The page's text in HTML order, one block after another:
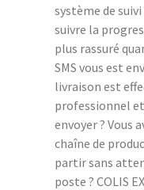
système de
suivre la
plus rassuré
SMS vous est
livraison est
professionnel
envoyer ? Vous
chaîne de
partir sans
poste ? COLIS